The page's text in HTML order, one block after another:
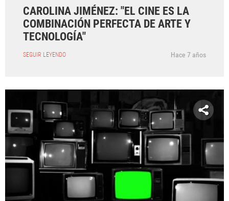
CAROLINA JIMÉNEZ: "EL CINE ES LA
COMBINACIÓN PERFECTA DE ARTE Y
TECNOLOGÍA"
SEGUIR LEYENDO Hace 7 años